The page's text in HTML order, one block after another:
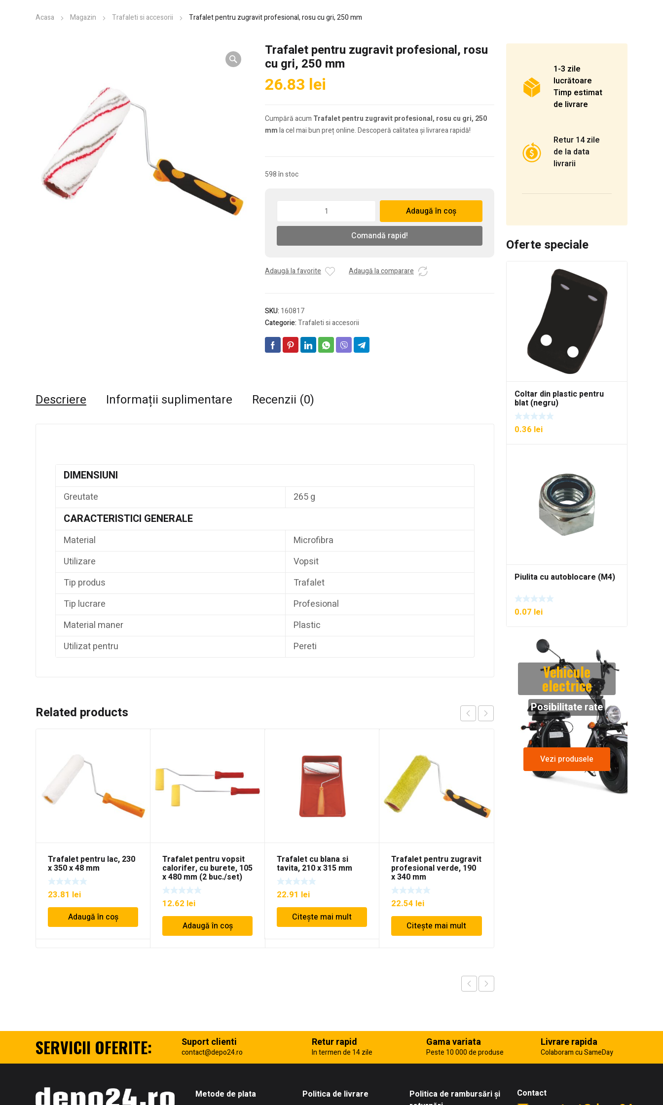
Acasa Magazin Trafaleti si accesorii Trafalet pentru zugravit profesional, rosu cu gri, 250 mm
Trafalet pentru zugravit profesional, rosu
cu gri, 250 mm
26.83 lei
Cumpără acum Trafalet pentru zugravit profesional, rosu cu gri, 250
mmla cel mai bun preț online. Descoperă calitatea și livrarea rapidă!
598 în stoc
pentru
profesional,
cu
Adaugă în coș
Comandă rapid!
Adaugă la favorite Adaugă la comparare
SKU: 160817
Categorie:Trafaleti si accesorii
Descriere Informații suplimentare Recenzii (0)
DIMENSIUNI
Greutate 265 g
CARACTERISTICI GENERALE
Material
Microfibra
Utilizare
Vopsit
Tip produs
Trafalet
Tip lucrare
Profesional
Material maner
Plastic
Utilizat pentru
Pereti
Related products
Trafalet pentru lac, 230
x 350 x 48 mm
23.81 lei
Adaugă în coș
Trafalet pentru vopsit
calorifer, cu burete, 105
x 480 mm (2 buc./set)
12.62 lei
Adaugă în coș
Trafalet cu blana si
tavita, 210 x 315 mm
22.91 lei
Citește mai mult
Trafalet pentru zugravit
profesional verde, 190
x 340 mm
22.54 lei
Citește mai mult
1-3 zile
lucrătoare
Timp estimat
de livrare
Retur 14 zile
de la data
livrarii
Oferte speciale
Coltar din plastic pentru
blat (negru)
0.36 lei
Piulita cu autoblocare (M4)
0.07 lei
Vehicule
electrice
Posibilitate rate
Vezi produsele
SERVICII OFERITE: Suport clienti
contact@depo24.ro
Retur rapid
In termen de 14 zile
Gama variata
Peste 10 000 de produse
Livrare rapida
Colaboram cu SameDay
Metode de plata Politica de livrare
Politica de rambursări și
Contact